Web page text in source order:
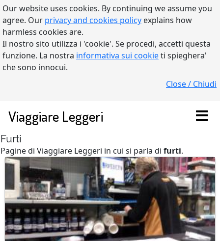
Our website uses cookies. By continuing we assume you
agree. Our privacy and cookies policy explains how
harmless cookies are.
Il nostro sito utilizza i 'cookie'. Se procedi, accetti questa
funzione. La nostra informativa sui cookieti spieghera'
che sono innocui.
Close / Chiudi
Viaggiare Leggeri
Furti
Pagine di Viaggiare Leggeri in cui si parla di furti.